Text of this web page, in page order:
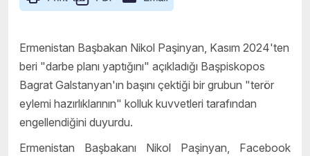
Ermenistan Başbakan Nikol Paşinyan, Kasım 2024'ten
beri "darbe planı yaptığını" açıkladığı Başpiskopos
Bagrat Galstanyan'ın başını çektiği bir grubun "terör
eylemi hazırlıklarının" kolluk kuvvetleri tarafından
engellendiğini duyurdu.
Ermenistan Başbakanı Nikol Paşinyan, Facebook